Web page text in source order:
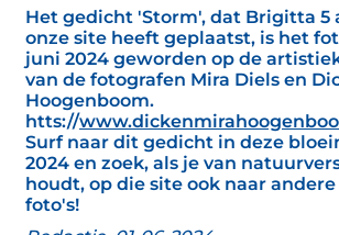
Het gedicht 'Storm', dat Brigitta 5
onze site heeft geplaatst, is het
juni 2024 geworden op de
van de fotografen Mira Diels en
Hoogenboom.
htts://
Surf naar dit gedicht in deze
2024 en zoek, als je van
houdt, op die site ook naar
foto's!